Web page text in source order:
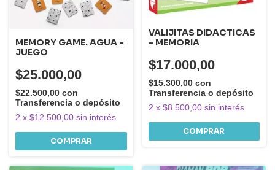
MEMORY GAME. AGUA -
JUEGO
$25.000,00
$22.500,00 con
Transferencia o depósito
2 x $12.500,00 sin interés
VALIJITAS DIDACTICAS
- MEMORIA
$17.000,00
$15.300,00 con
Transferencia o depósito
2 x $8.500,00 sin interés
COMPRAR